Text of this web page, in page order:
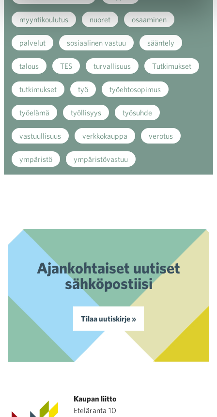
myyntikoulutus nuoret osaaminen
palvelut sosiaalinen vastuu sääntely
talous TES turvallisuus Tutkimukset
tutkimukset työ työehtosopimus
työelämä työllisyys työsuhde
vastuullisuus verkkokauppa verotus
ympäristö ympäristövastuu
Ajankohtaiset uutiset
sähköpostiisi
Tilaa uutiskirje »
Kaupan liitto
Eteläranta 10